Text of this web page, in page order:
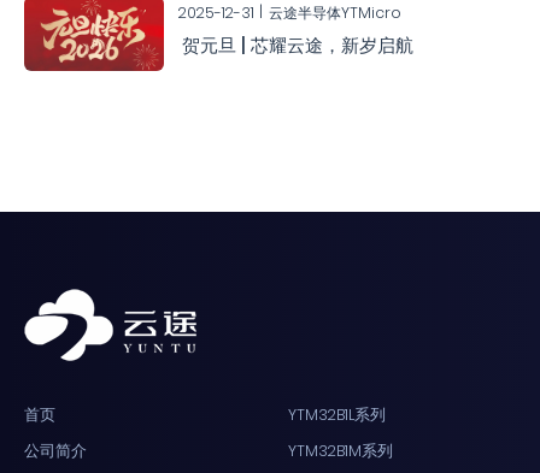
2025-12-31 云途半导体YTMicro
贺元旦 | 芯耀云途，新岁启航
首页
公司简介
YTM32B1L系列
YTM32B1M系列